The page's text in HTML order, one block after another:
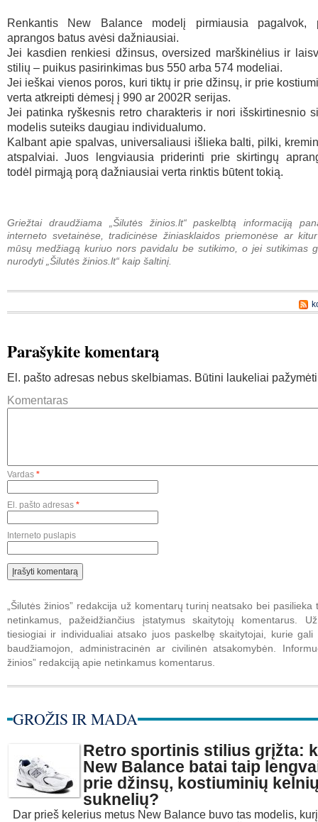
Renkantis New Balance modelį pirmiausia pagalvok,
aprangos batus avėsi dažniausiai.
Jei kasdien renkiesi džinsus, oversized marškinėlius ir
stilių – puikus pasirinkimas bus 550 arba 574 modeliai.
Jei ieškai vienos poros, kuri tiktų ir prie džinsų, ir prie
verta atkreipti dėmesį į 990 ar 2002R serijas.
Jei patinka ryškesnis retro charakteris ir nori išskirtinesnio
modelis suteiks daugiau individualumo.
Kalbant apie spalvas, universaliausi išlieka balti, pilki,
atspalviai. Juos lengviausia priderinti prie skirtingų
todėl pirmąją porą dažniausiai verta rinktis būtent tokią.
Griežtai draudžiama „Šilutės žinios.lt“ paskelbtą informaciją
interneto svetainėse, tradicinėse žiniasklaidos priemonėse ar
mūsų medžiagą kuriuo nors pavidalu be sutikimo, o jei sutikimas
nurodyti „Šilutės žinios.lt“ kaip šaltinį.
Parašykite komentarą
El. pašto adresas nebus skelbiamas. Būtini laukeliai
Komentaras
Vardas *
El. pašto adresas *
Interneto puslapis
„Šilutės žinios” redakcija už komentarų turinį neatsako bei pasilieka
netinkamus, pažeidžiančius įstatymus skaitytojų komentarus.
tiesiogiai ir individualiai atsako juos paskelbę skaitytojai, kurie gali
baudžiamojon, administracinėn ar civilinėn atsakomybėn.
žinios” redakciją apie netinkamus komentarus.
GROŽIS IR MADA
Retro sportinis stilius grįžta:
New Balance batai taip
prie džinsų, kostiuminių
suknelių?
Dar prieš kelerius metus New Balance buvo tas modelis,